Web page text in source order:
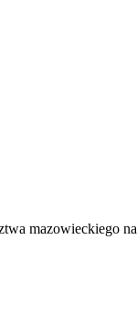
mazowieckiego na